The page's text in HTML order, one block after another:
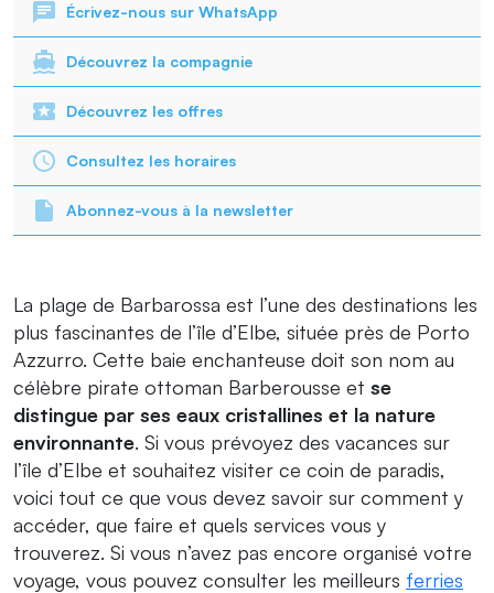
Écrivez-nous sur WhatsApp
Découvrez la compagnie
Découvrez les offres
Consultez les horaires
Abonnez-vous à la newsletter
La plage de Barbarossa est l’une des destinations les
plus fascinantes de l’île d’Elbe, située près de Porto
Azzurro. Cette baie enchanteuse doit son nom au
célèbre pirate ottoman Barberousse et se
distingue par ses eaux cristallines et la nature
environnante. Si vous prévoyez des vacances sur
l’île d’Elbe et souhaitez visiter ce coin de paradis,
voici tout ce que vous devez savoir sur comment y
accéder, que faire et quels services vous y
trouverez. Si vous n’avez pas encore organisé votre
voyage, vous pouvez consulter les meilleurs ferries